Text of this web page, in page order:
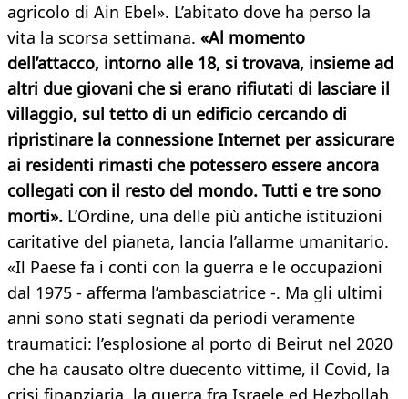
agricolo di Ain Ebel». L’abitato dove ha perso la
vita la scorsa settimana. «Al momento
dell’attacco, intorno alle 18, si trovava, insieme ad
altri due giovani che si erano rifiutati di lasciare il
villaggio, sul tetto di un edificio cercando di
ripristinare la connessione Internet per assicurare
ai residenti rimasti che potessero essere ancora
collegati con il resto del mondo. Tutti e tre sono
morti». L’Ordine, una delle più antiche istituzioni
caritative del pianeta, lancia l’allarme umanitario.
«Il Paese fa i conti con la guerra e le occupazioni
dal 1975 - afferma l’ambasciatrice -. Ma gli ultimi
anni sono stati segnati da periodi veramente
traumatici: l’esplosione al porto di Beirut nel 2020
che ha causato oltre duecento vittime, il Covid, la
crisi finanziaria, la guerra fra Israele ed Hezbollah